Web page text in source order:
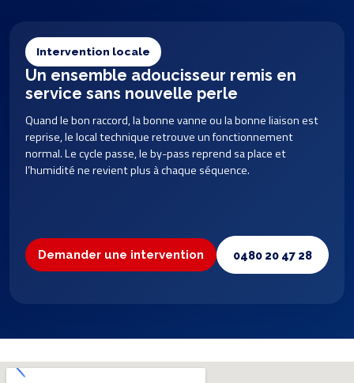
Intervention locale
Un ensemble adoucisseur remis en
service sans nouvelle perle
Quand le bon raccord, la bonne vanne ou la bonne liaison est
reprise, le local technique retrouve un fonctionnement
normal. Le cycle passe, le by-pass reprend sa place et
l’humidité ne revient plus à chaque séquence.
Demander une intervention 0480 20 47 28